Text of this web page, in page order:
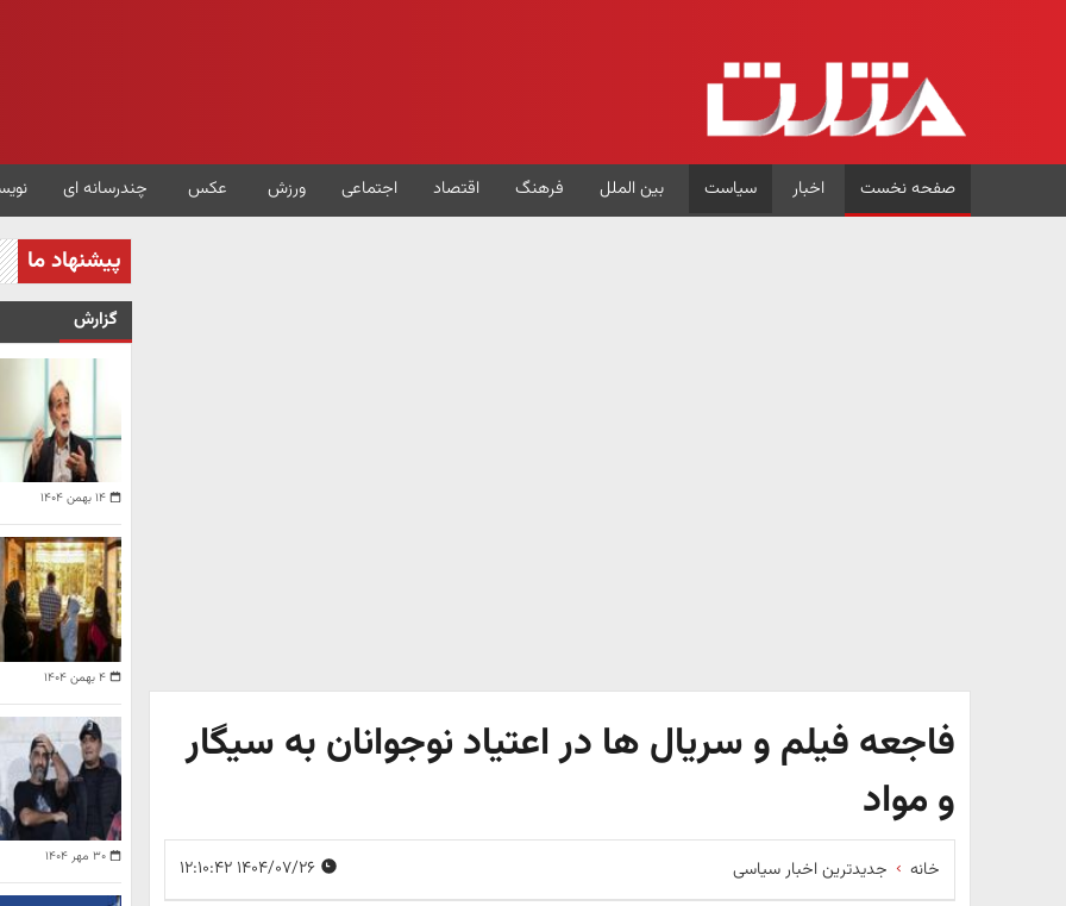
صفحه نخست اخبار سیاست بین الملل فرهنگ اقتصاد اجتماعی ورزش عکس چندرسانه ای
فاجعه فیلم و سریال ها در اعتیاد نوجوانان به سیگار
و مواد
خانه جدیدترین اخبار سیاسی
پیشنهاد ما
گزارش
۱۴ بهمن ۱۴۰۴
۴ بهمن ۱۴۰۴
۳۰ مهر ۱۴۰۴